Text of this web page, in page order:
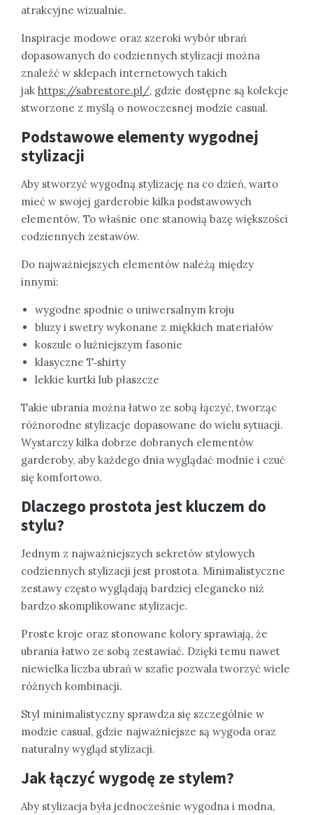
atrakcyjne wizualnie.
Inspiracje modowe oraz szeroki wybór ubrań
dopasowanych do codziennych stylizacji można
znaleźć w sklepach internetowych takich
jak https://sabrestore.pl/, gdzie dostępne są kolekcje
stworzone z myślą o nowoczesnej modzie casual.
Podstawowe elementy wygodnej
stylizacji
Aby stworzyć wygodną stylizację na co dzień, warto
mieć w swojej garderobie kilka podstawowych
elementów. To właśnie one stanowią bazę większości
codziennych zestawów.
Do najważniejszych elementów należą między
innymi:
wygodne spodnie o uniwersalnym kroju
bluzy i swetry wykonane z miękkich materiałów
koszule o luźniejszym fasonie
klasyczne T‑shirty
lekkie kurtki lub płaszcze
Takie ubrania można łatwo ze sobą łączyć, tworząc
różnorodne stylizacje dopasowane do wielu sytuacji.
Wystarczy kilka dobrze dobranych elementów
garderoby, aby każdego dnia wyglądać modnie i czuć
się komfortowo.
Dlaczego prostota jest kluczem do
stylu?
Jednym z najważniejszych sekretów stylowych
codziennych stylizacji jest prostota. Minimalistyczne
zestawy często wyglądają bardziej elegancko niż
bardzo skomplikowane stylizacje.
Proste kroje oraz stonowane kolory sprawiają, że
ubrania łatwo ze sobą zestawiać. Dzięki temu nawet
niewielka liczba ubrań w szafie pozwala tworzyć wiele
różnych kombinacji.
Styl minimalistyczny sprawdza się szczególnie w
modzie casual, gdzie najważniejsze są wygoda oraz
naturalny wygląd stylizacji.
Jak łączyć wygodę ze stylem?
Aby stylizacja była jednocześnie wygodna i modna,